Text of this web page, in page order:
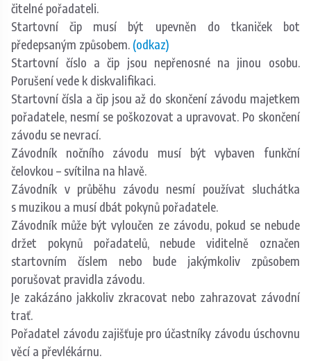
čitelné pořadateli.
Startovní čip musí být upevněn do tkaniček bot
předepsaným způsobem. (odkaz)
Startovní číslo a čip jsou nepřenosné na jinou osobu.
Porušení vede k diskvalifikaci.
Startovní čísla a čip jsou až do skončení závodu majetkem
pořadatele, nesmí se poškozovat a upravovat. Po skončení
závodu se nevrací.
Závodník nočního závodu musí být vybaven funkční
čelovkou – svítilna na hlavě.
Závodník v průběhu závodu nesmí používat sluchátka
s muzikou a musí dbát pokynů pořadatele.
Závodník může být vyloučen ze závodu, pokud se nebude
držet pokynů pořadatelů, nebude viditelně označen
startovním číslem nebo bude jakýmkoliv způsobem
porušovat pravidla závodu.
Je zakázáno jakkoliv zkracovat nebo zahrazovat závodní
trať.
Pořadatel závodu zajišťuje pro účastníky závodu úschovnu
věcí a převlékárnu.